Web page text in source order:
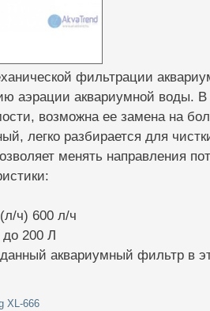
фильтрации
аэрации аквариумной воды. В
возможна ее замена на
легко разбирается для
менять направления
ч) 600 л/ч
200 Л
аквариумный фильтр в
XL-666